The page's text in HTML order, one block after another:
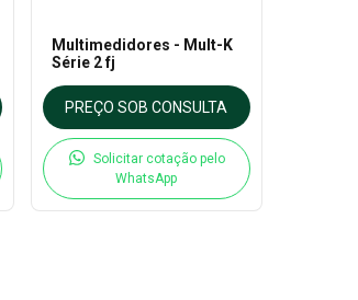
Multimedidores - Mult-K
Série 2 fj
PREÇO SOB CONSULTA
Solicitar cotação pelo
WhatsApp